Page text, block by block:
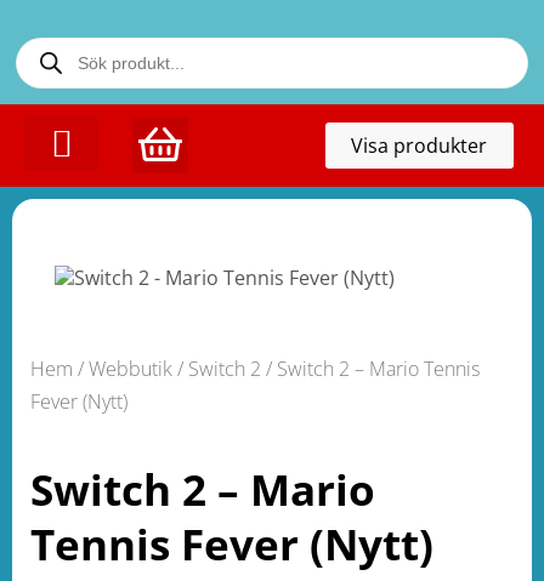
Visa produkter
Hem /Webbutik/ Switch 2 / Switch 2 – Mario Tennis
Fever (Nytt)
Switch 2 – Mario
Tennis Fever (Nytt)